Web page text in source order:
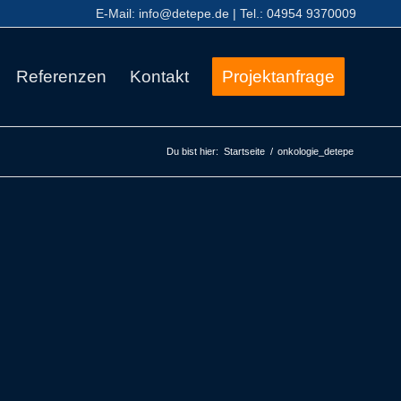
E-Mail: info@detepe.de | Tel.: 04954 9370009
Referenzen Kontakt Projektanfrage
Du bist hier: Startseite / onkologie_detepe